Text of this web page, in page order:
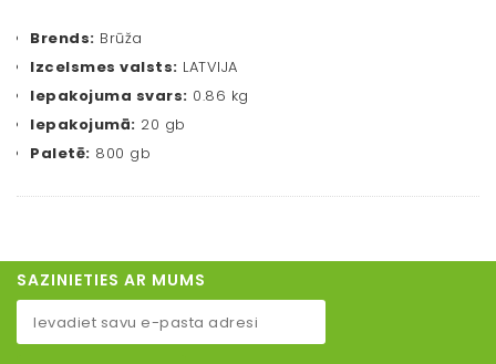
Brends: Brūža
Izcelsmes valsts: LATVIJA
Iepakojuma svars: 0.86 kg
Iepakojumā: 20 gb
Paletē: 800 gb
SAZINIETIES AR MUMS